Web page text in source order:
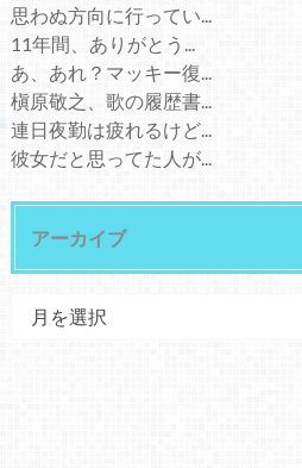
思わぬ方向に行ってい...
11年間、ありがとう...
あ、あれ？マッキー復...
槇原敬之、歌の履歴書...
連日夜勤は疲れるけど...
彼女だと思ってた人が...
アーカイブ